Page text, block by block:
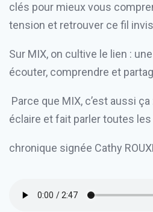
clés pour mieux vous
tension et retrouver ce fil
Sur MIX, on cultive le lien :
écouter, comprendre et
Parce que MIX, c’est aussi
éclaire et fait parler toutes les
chronique signée Cathy